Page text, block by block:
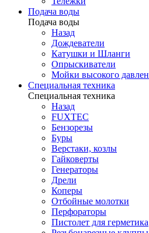
Подача воды
Подача воды
Назад
Дождеватели
Катушки и Шланги
Опрыскиватели
Мойки высокого
Специальная техника
Специальная техника
Назад
FUXTEC
Бензорезы
Буры
Верстаки, козлы
Гайковерты
Генераторы
Дрели
Коперы
Отбойные молотки
Перфораторы
Пистолет для герметика